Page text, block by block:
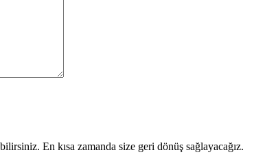
En kısa zamanda size geri dönüş sağlayacağız.